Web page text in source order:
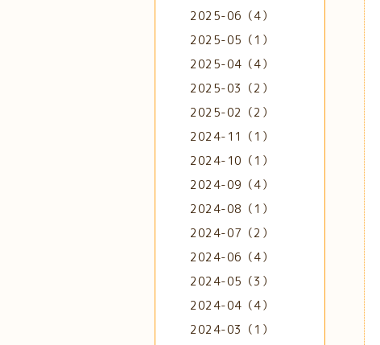
2025-06（4）
2025-05（1）
2025-04（4）
2025-03（2）
2025-02（2）
2024-11（1）
2024-10（1）
2024-09（4）
2024-08（1）
2024-07（2）
2024-06（4）
2024-05（3）
2024-04（4）
2024-03（1）